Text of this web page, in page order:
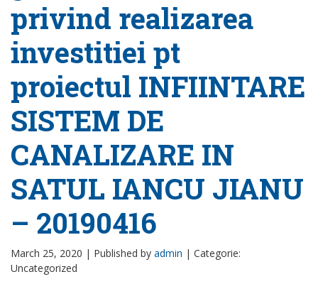
privind realizarea
investitiei pt
proiectul INFIINTARE
SISTEM DE
CANALIZARE IN
SATUL IANCU JIANU
– 20190416
March 25, 2020 | Published by admin | Categorie:
Uncategorized